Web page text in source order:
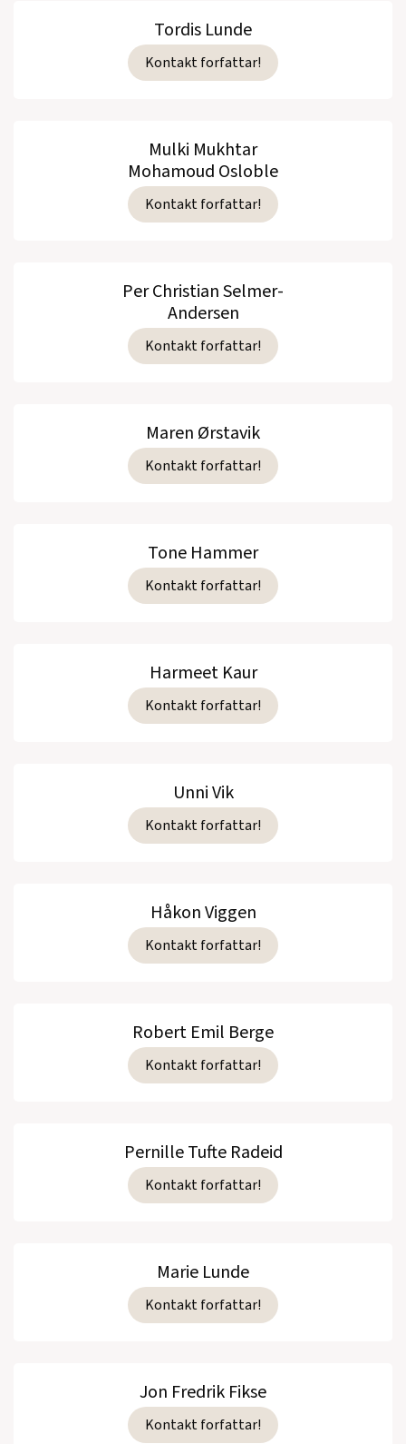
Tordis Lunde
Kontakt forfattar!
Mulki Mukhtar
Mohamoud Osloble
Kontakt forfattar!
Per Christian Selmer-
Andersen
Kontakt forfattar!
Maren Ørstavik
Kontakt forfattar!
Tone Hammer
Kontakt forfattar!
Harmeet Kaur
Kontakt forfattar!
Unni Vik
Kontakt forfattar!
Håkon Viggen
Kontakt forfattar!
Robert Emil Berge
Kontakt forfattar!
Pernille Tufte Radeid
Kontakt forfattar!
Marie Lunde
Kontakt forfattar!
Jon Fredrik Fikse
Kontakt forfattar!